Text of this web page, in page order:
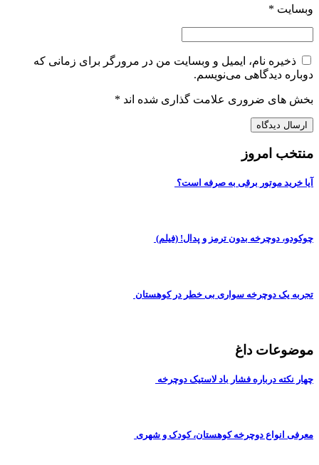
وبسایت *
ذخیره نام، ایمیل و وبسایت من در مرورگر برای زمانی که
دوباره دیدگاهی می‌نویسم.
بخش های ضروری علامت گذاری شده اند *
منتخب امروز
آیا خرید موتور برقی به صرفه است؟
چوکودو، دوچرخه بدون ترمز و پدال! (فیلم)
تجربه یک دوچرخه سواری بی خطر در کوهستان
موضوعات داغ
چهار نکته درباره فشار باد لاستیک دوچرخه
معرفی انواع دوچرخه کوهستان، کودک و شهری